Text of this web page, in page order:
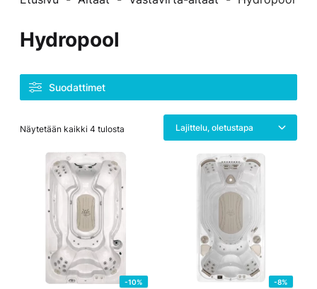
Hydropool
Suodattimet
Näytetään kaikki 4 tulosta
-10% -8%